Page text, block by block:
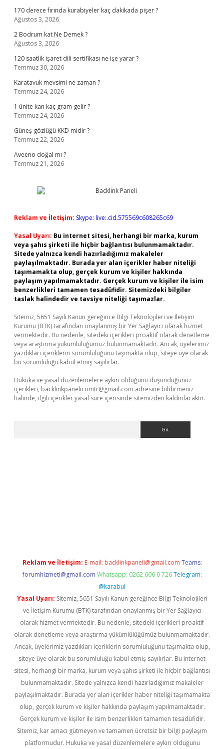
170 derece fırında kurabiyeler kaç dakikada pişer ?
Ağustos 3, 2026
2 Bodrum kat Ne Demek ?
Ağustos 3, 2026
120 saatlik işaret dili sertifikası ne işe yarar ?
Temmuz 30, 2026
Karatavuk mevsimi ne zaman ?
Temmuz 24, 2026
1 ünite kan kaç gram gelir ?
Temmuz 24, 2026
Güneş gözlüğü KKD midir ?
Temmuz 22, 2026
Aveeno doğal mı ?
Temmuz 21, 2026
Reklam ve İletişim: Skype: live:.cid.575569c608265c69
Yasal Uyarı: Bu internet sitesi, herhangi bir marka, kurum
veya şahıs şirketi ile hiçbir bağlantısı bulunmamaktadır.
Sitede yalnızca kendi hazırladığımız makaleler
paylaşılmaktadır. Burada yer alan içerikler haber niteliği
taşımamakta olup, gerçek kurum ve kişiler hakkında
paylaşım yapılmamaktadır. Gerçek kurum ve kişiler ile isim
benzerlikleri tamamen tesadüfidir. Sitemizdeki bilgiler
taslak halindedir ve tavsiye niteliği taşımazlar.
Sitemiz, 5651 Sayılı Kanun gereğince Bilgi Teknolojileri ve İletişim
Kurumu (BTK) tarafından onaylanmış bir Yer Sağlayıcı olarak hizmet
vermektedir. Bu nedenle, sitedeki içerikleri proaktif olarak denetleme
veya araştırma yükümlülüğümüz bulunmamaktadır. Ancak, üyelerimiz
yazdıkları içeriklerin sorumluluğunu taşımakta olup, siteye üye olarak
bu sorumluluğu kabul etmiş sayılırlar.
Hukuka ve yasal düzenlemelere aykırı olduğunu düşündüğünüz
içerikleri, backlinkpanelicomtr@gmail.com adresine bildirmeniz
halinde, ilgili içerikler yasal süre içerisinde sitemizden kaldırılacaktır.
Reklam ve İletişim: E-mail: backlinkpaneli@gmail.com Teams:
forumhizmeti@gmail.com Whatsapp: 0262 606 0 726 Telegram:
@karabul
Yasal Uyarı: Sitemiz, 5651 Sayılı Kanun gereğince Bilgi Teknolojileri
ve İletişim Kurumu (BTK) tarafından onaylanmış bir Yer Sağlayıcı
olarak hizmet vermektedir. Bu nedenle, sitedeki içerikleri proaktif
olarak denetleme veya araştırma yükümlülüğümüz bulunmamaktadır.
Ancak, üyelerimiz yazdıkları içeriklerin sorumluluğunu taşımakta olup,
siteye üye olarak bu sorumluluğu kabul etmiş sayılırlar. Bu internet
sitesi, herhangi bir marka, kurum veya şahıs şirketi ile hiçbir bağlantısı
bulunmamaktadır. Sitede yalnızca kendi hazırladığımız makaleler
paylaşılmaktadır. Burada yer alan içerikler haber niteliği taşımamakta
olup, gerçek kurum ve kişiler hakkında paylaşım yapılmamaktadır.
Gerçek kurum ve kişiler ile isim benzerlikleri tamamen tesadüfidir.
Sitemiz, kar amacı gütmeyen ve tamamen ücretsiz bir bilgi paylaşım
platformudur. Hukuka ve yasal düzenlemelere aykırı olduğunu